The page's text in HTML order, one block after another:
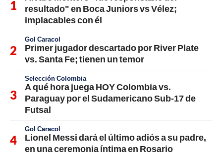
resultado" en Boca Juniors vs Vélez;
implacables con él
Gol Caracol
Primer jugador descartado por River Plate
vs. Santa Fe; tienen un temor
Selección Colombia
A qué hora juega HOY Colombia vs.
Paraguay por el Sudamericano Sub-17 de
Futsal
Gol Caracol
Lionel Messi dará el último adiós a su padre,
en una ceremonia íntima en Rosario